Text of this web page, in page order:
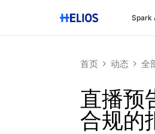
Spark
首页 动态 全
直播预
合规的